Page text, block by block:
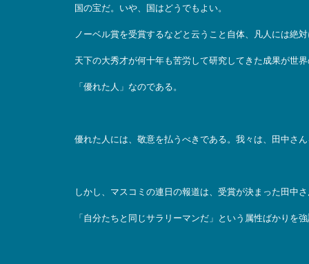
国の宝だ。いや、国はどうでもよい。
ノーベル賞を受賞するなどと云うこと自体、凡人には絶
天下の大秀才が何十年も苦労して研究してきた成果が世
「優れた人」なのである。
優れた人には、敬意を払うべきである。我々は、田中さ
しかし、マスコミの連日の報道は、受賞が決まった田中
「自分たちと同じサラリーマンだ」という属性ばかりを